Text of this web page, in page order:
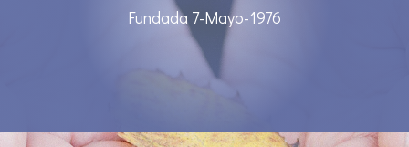
Fundada 7-Mayo-1976